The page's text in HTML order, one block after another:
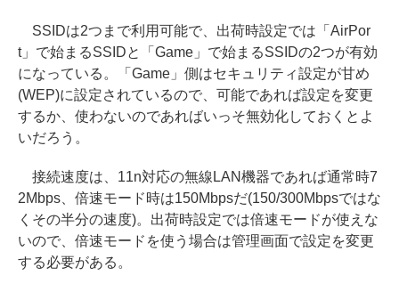
SSIDは2つまで利用可能で、出荷時設定では「AirPor
t」で始まるSSIDと「Game」で始まるSSIDの2つが有効
になっている。「Game」側はセキュリティ設定が甘め
(WEP)に設定されているので、可能であれば設定を変更
するか、使わないのであればいっそ無効化しておくとよ
いだろう。
接続速度は、11n対応の無線LAN機器であれば通常時7
2Mbps、倍速モード時は150Mbpsだ(150/300Mbpsではな
くその半分の速度)。出荷時設定では倍速モードが使えな
いので、倍速モードを使う場合は管理画面で設定を変更
する必要がある。